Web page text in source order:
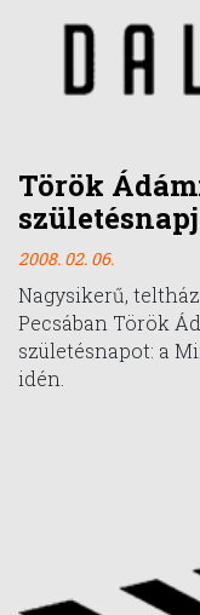
Török
2008. 02. 06.
Nagysikerű,
Pecsában Török
születésnapot: a
idén.